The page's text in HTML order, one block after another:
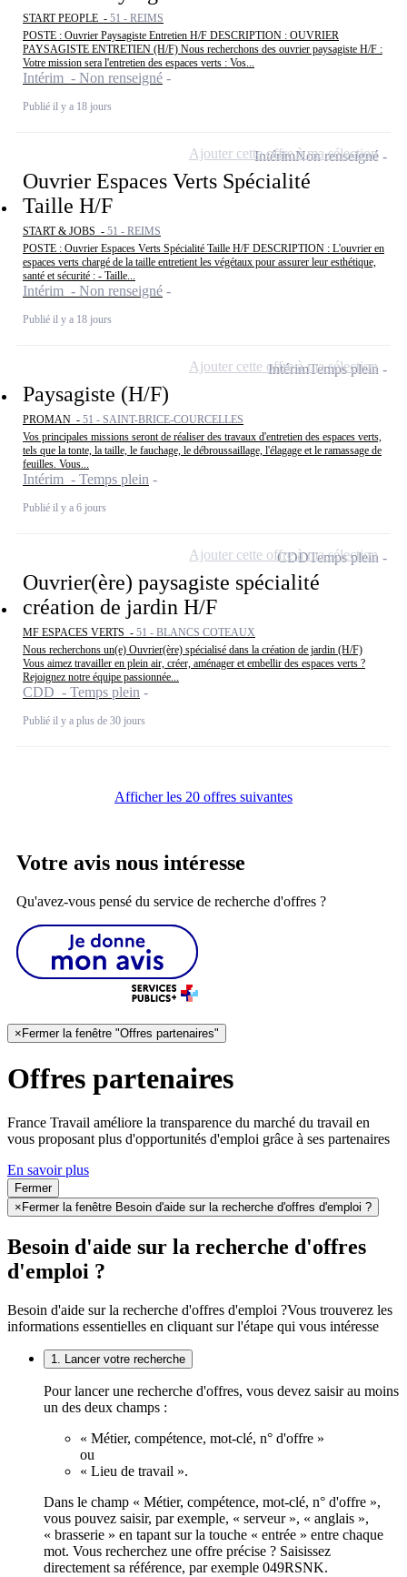
START PEOPLE - 51 - REIMS
POSTE : Ouvrier Paysagiste Entretien H/F DESCRIPTION : OUVRIER
PAYSAGISTE ENTRETIEN (H/F) Nous recherchons des ouvrier paysagiste H/F :
Votre mission sera l'entretien des espaces verts : Vos...
Intérim - Non renseigné
Publié il y a 18 jours
Ouvrier Espaces Verts Spécialité
Taille H/F
START & JOBS - 51 - REIMS
POSTE : Ouvrier Espaces Verts Spécialité Taille H/F DESCRIPTION : L'ouvrier en
espaces verts chargé de la taille entretient les végétaux pour assurer leur esthétique,
santé et sécurité : - Taille...
Intérim - Non renseigné
Publié il y a 18 jours
IntérimNon renseigné
Ajouter cette offre à ma sélection
Paysagiste (H/F)
PROMAN - 51 - SAINT-BRICE-COURCELLES
Vos principales missions seront de réaliser des travaux d'entretien des espaces verts,
tels que la tonte, la taille, le fauchage, le débroussaillage, l'élagage et le ramassage de
feuilles. Vous...
Intérim - Temps plein
Publié il y a 6 jours
IntérimTemps plein
Ajouter cette offre à ma sélection
Ouvrier(ère) paysagiste spécialité
création de jardin H/F
MF ESPACES VERTS - 51 - BLANCS COTEAUX
Nous recherchons un(e) Ouvrier(ère) spécialisé dans la création de jardin (H/F)
Vous aimez travailler en plein air, créer, aménager et embellir des espaces verts ?
Rejoignez notre équipe passionnée...
CDD - Temps plein
Publié il y a plus de 30 jours
CDDTemps plein
Ajouter cette offre à ma sélection
Afficher les 20 offres suivantes
Votre avis nous intéresse
Qu'avez-vous pensé du service de recherche d'offres ?
×Fermer la fenêtre "Offres partenaires"
Offres partenaires
France Travail améliore la transparence du marché du travail en
vous proposant plus d'opportunités d'emploi grâce à ses partenaires
En savoir plus
Fermer
× Fermer la fenêtre Besoin d'aide sur la recherche d'offres d'emploi ?
Besoin d'aide sur la recherche d'offres
d'emploi ?
Besoin d'aide sur la recherche d'offres d'emploi ?Vous trouverez les
informations essentielles en cliquant sur l'étape qui vous intéresse
1. Lancer votre recherche
Pour lancer une recherche d'offres, vous devez saisir au moins
un des deux champs :
« Métier, compétence, mot-clé, n° d'offre »
ou
« Lieu de travail ».
Dans le champ « Métier, compétence, mot-clé, n° d'offre »,
vous pouvez saisir, par exemple, « serveur », « anglais »,
« brasserie » en tapant sur la touche « entrée » entre chaque
mot. Vous recherchez une offre précise ? Saisissez
directement sa référence, par exemple 049RSNK.